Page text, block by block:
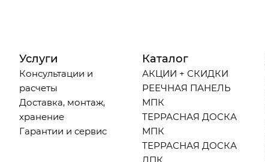
Услуги
Консультации и
расчеты
Доставка, монтаж,
хранение
Гарантии и сервис
Каталог
АКЦИИ + СКИДКИ
РЕЕЧНАЯ ПАНЕЛЬ
МПК
ТЕРРАСНАЯ ДОСКА
МПК
ТЕРРАСНАЯ ДОСКА